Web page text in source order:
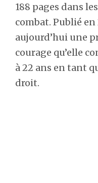
188 pages dans
combat. Publié
aujourd’hui une
courage qu’elle
à 22 ans en tant
droit.